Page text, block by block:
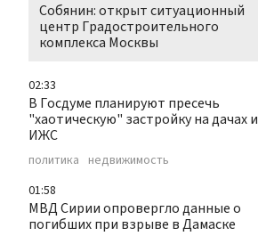
Собянин: открыт ситуационный
центр Градостроительного
комплекса Москвы
02:33
В Госдуме планируют пресечь
"хаотическую" застройку на дачах и
ИЖС
политика недвижимость
01:58
МВД Сирии опровергло данные о
погибших при взрыве в Дамаске